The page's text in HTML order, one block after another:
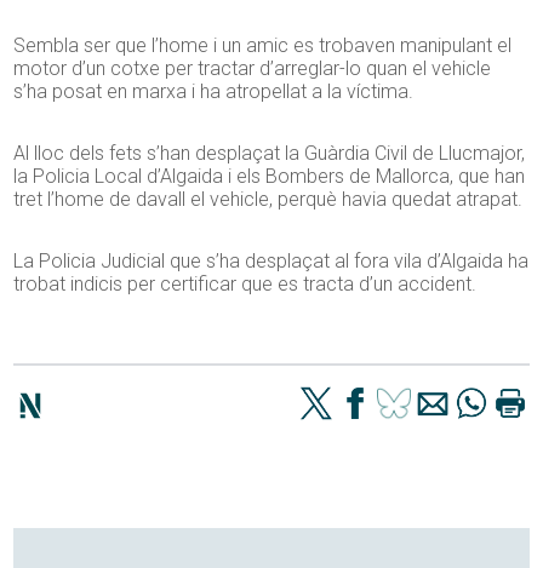
Sembla ser que l’home i un amic es trobaven manipulant el
motor d’un cotxe per tractar d’arreglar-lo quan el vehicle
s’ha posat en marxa i ha atropellat a la víctima.
Al lloc dels fets s’han desplaçat la Guàrdia Civil de Llucmajor,
la Policia Local d’Algaida i els Bombers de Mallorca, que han
tret l’home de davall el vehicle, perquè havia quedat atrapat.
La Policia Judicial que s’ha desplaçat al fora vila d’Algaida ha
trobat indicis per certificar que es tracta d’un accident.